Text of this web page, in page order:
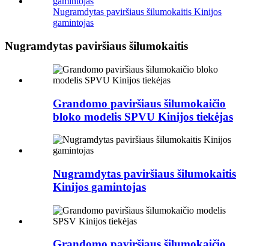
Nugramdytas paviršiaus šilumokaitis Kinijos
gamintojas
Nugramdytas paviršiaus šilumokaitis
Grandomo paviršiaus šilumokaičio
bloko modelis SPVU Kinijos tiekėjas
Nugramdytas paviršiaus šilumokaitis
Kinijos gamintojas